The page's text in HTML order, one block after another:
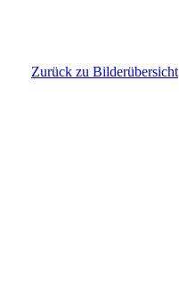
Zurück zu Bilderübersicht